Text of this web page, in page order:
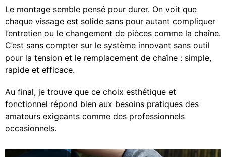
Le montage semble pensé pour durer. On voit que
chaque vissage est solide sans pour autant compliquer
l’entretien ou le changement de pièces comme la chaîne.
C’est sans compter sur le système innovant sans outil
pour la tension et le remplacement de chaîne : simple,
rapide et efficace.
Au final, je trouve que ce choix esthétique et
fonctionnel répond bien aux besoins pratiques des
amateurs exigeants comme des professionnels
occasionnels.